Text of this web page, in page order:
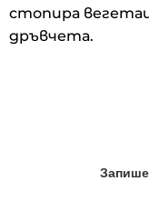
стопира
дръвчета.